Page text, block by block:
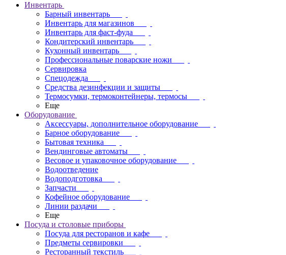
Инвентарь
Барный инвентарь
Инвентарь для магазинов
Инвентарь для фаст-фуда
Кондитерский инвентарь
Кухонный инвентарь
Профессиональные поварские ножи
Сервировка
Спецодежда
Средства дезинфекции и защиты
Термосумки, термоконтейнеры, термосы
Еще
Оборудование
Аксессуары, дополнительное оборудование
Барное оборудование
Бытовая техника
Вендинговые автоматы
Весовое и упаковочное оборудование
Водоотведение
Водоподготовка
Запчасти
Кофейное оборудование
Линии раздачи
Еще
Посуда и столовые приборы
Посуда для ресторанов и кафе
Предметы сервировки
Ресторанный текстиль